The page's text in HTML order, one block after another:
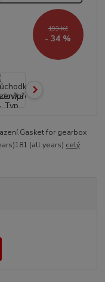
193 Kč
- 34 %
for gearbox
(all years) celý